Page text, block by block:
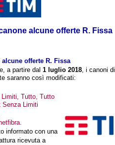
alcune offerte R. Fissa
offerte R. Fissa
a partire dal 1 luglio 2018, i canoni di
saranno così modificati:
Tutto, Tutto
Limiti
informato con una
ricevuta a